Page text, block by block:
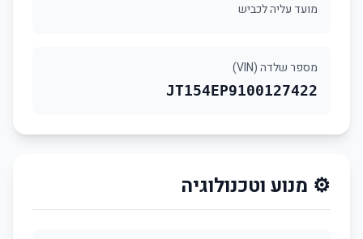
מועד עליה לכביש
מספר שלדה (VIN)
JT154EP9100127422
⚙️ מנוע וטכנולוגיה